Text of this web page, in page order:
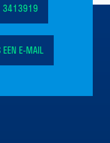
EEN E-MAIL